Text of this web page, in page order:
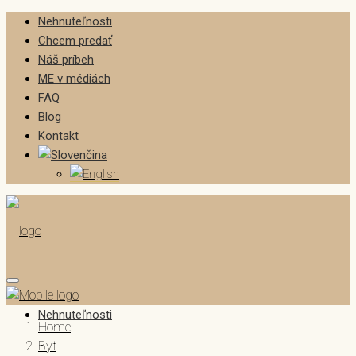
Nehnuteľnosti
Chcem predať
Náš príbeh
ME v médiách
FAQ
Blog
Kontakt
Nehnuteľnosti
Home
Byt